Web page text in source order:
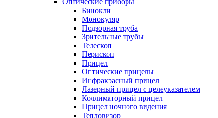
Оптические приборы
Бинокли
Монокуляр
Подзорная труба
Зрительные трубы
Телескоп
Перископ
Прицел
Оптические прицелы
Инфракрасный прицел
Лазерный прицел с целеуказателем
Коллиматорный прицел
Прицел ночного видения
Тепловизор